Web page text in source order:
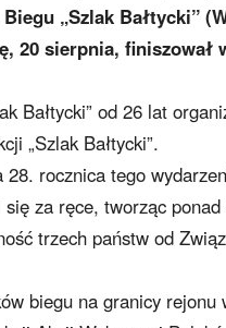
„Szlak Bałtycki”
20 sierpnia, finiszował
Bałtycki” od 26 lat
„Szlak Bałtycki”.
rocznica tego
za ręce, tworząc
trzech państw od
biegu na granicy